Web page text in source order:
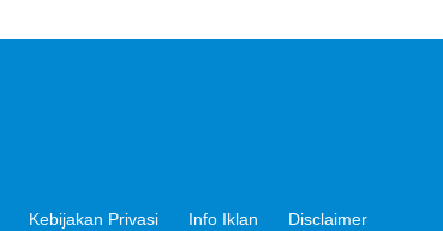
Kebijakan Privasi Info Iklan Disclaimer